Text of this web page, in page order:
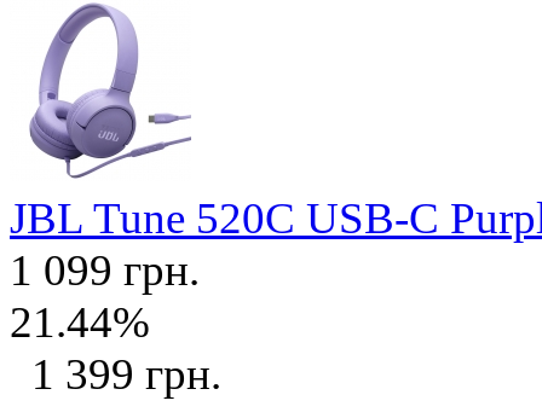
JBL Tune 520C USB-C
1 099 грн.
21.44%
1 399 грн.